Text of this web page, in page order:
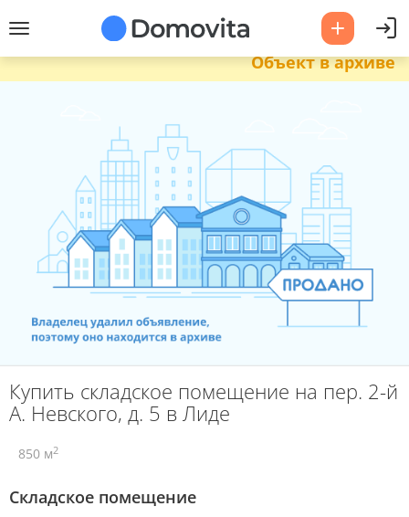
Объект в архиве
Купить складское помещение на пер. 2-й
А. Невского, д. 5 в Лиде
850 м2
Складское помещение